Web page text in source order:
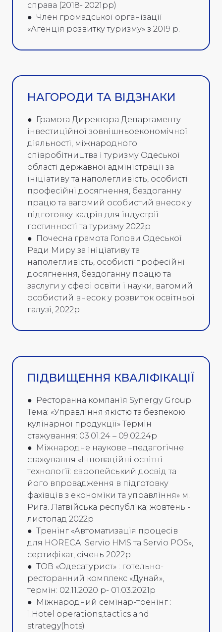
справа (2018- 2021рр)
● Член громадської організації
«Агенція розвитку туризму» з 2019 р.
НАГОРОДИ ТА ВІДЗНАКИ
● Грамота Директора Департаменту
інвестиційної зовнішньоекономічної
діяльності, міжнародного
співробітництва і туризму Одеської
області державної адміністрації за
ініціативу та наполегливість, особисті
професійні досягнення, бездоганну
працю та вагомий особистий внесок у
підготовку кадрів для індустрії
гостинності та туризму 2022р
● Почесна грамота Голови Одеської
Ради Миру за ініціативу та
наполегливість, особисті професійні
досягнення, бездоганну працю та
заслуги у сфері освіти і науки, вагомий
особистий внесок у розвиток освітньої
галузі, 2022р
ПІДВИЩЕННЯ КВАЛІФІКАЦІЇ
● Ресторанна компанія Synergy Group.
Тема: «Управління якістю та безпекою
кулінарної продукції» Термін
стажування: 03.01.24 – 09.02.24р
● Міжнародне наукове –педагогічне
стажування «Інноваційні освітні
технології: європейський досвід та
його впровадження в підготовку
фахівців з економіки та управління» м.
Рига. Латвійська республіка; жовтень -
листопад 2022р
● Тренінг «Автоматизація процесів
для HORECA. Servio HMS та Servio POS»,
сертифікат, січень 2022р
● ТОВ «Одесатурист» : готельно-
ресторанний комплекс «Дунай»,
термін: 02.11.2020 р- 01.03.2021р
● Міжнародний семінар-тренінг :
1.Hotel operations,tactics and
strategy(hots)